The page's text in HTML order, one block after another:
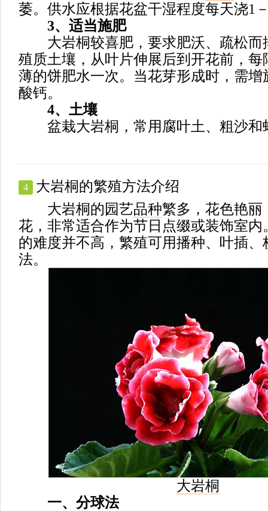
萎。供水应根据花盆干湿程度每天浇1
3、适当施肥
大岩桐较喜肥，要求肥沃、疏松而
殖质土壤，从叶片伸展后到开花前，每
薄的饼肥水一次。当花芽形成时，需增
酸钙。
4、土壤
盆栽大岩桐，常用腐叶土、粗沙和
4
大岩桐的繁殖方法介绍
大岩桐的园艺品种繁多，花色艳丽
花，非常适合作为节日点缀或装饰室内
的难度并不高，繁殖可用播种、叶插
法。
大岩桐
一、分球法